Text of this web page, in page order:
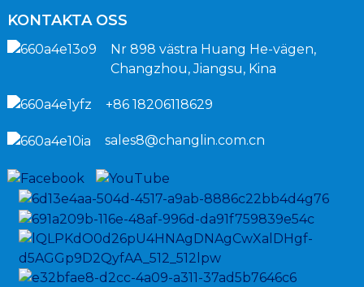
KONTAKTA OSS
Nr 898 västra Huang He-vägen,
Changzhou, Jiangsu, Kina
+86 18206118629
sales8@changlin.com.cn